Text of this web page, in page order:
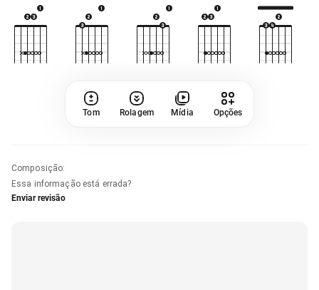
Tom Rolagem Mídia Opções
Composição:
Essa informação está errada?
Enviar revisão